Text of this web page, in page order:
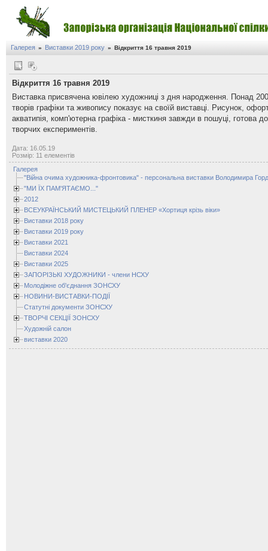
Галерея » Виставки 2019 року » Відкриття 16 травня 2019
Відкриття 16 травня 2019
Виставка присвячена ювілею художниці з дня народження. Понад 200
творів графіки та живопису показує на своїй виставці. Рисунок,
акватипія, комп'ютерна графіка - мисткиня завжди в пошуці, готова до
творчих експериментів.
Дата: 16.05.19
Розмір: 11 елементів
Галерея
"Війна очима художника-фронтовика" - персональна виставки Володимира
"МИ ЇХ ПАМ'ЯТАЄМО..."
2012
ВСЕУКРАЇНСЬКИЙ МИСТЕЦЬКИЙ ПЛЕНЕР «Хортиця крізь віки»
Виставки 2018 року
Виставки 2019 року
Виставки 2021
Виставки 2024
Виставки 2025
ЗАПОРІЗЬКІ ХУДОЖНИКИ - члени НСХУ
Молодіжне об'єднання ЗОНСХУ
НОВИНИ-ВИСТАВКИ-ПОДІЇ
Статутні документи ЗОНСХУ
ТВОРЧІ СЕКЦІЇ ЗОНСХУ
Художній салон
виставки 2020